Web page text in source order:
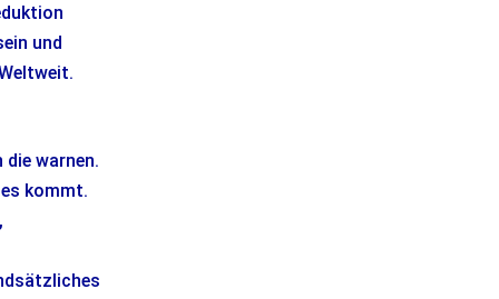
und
warnen.
kommt.